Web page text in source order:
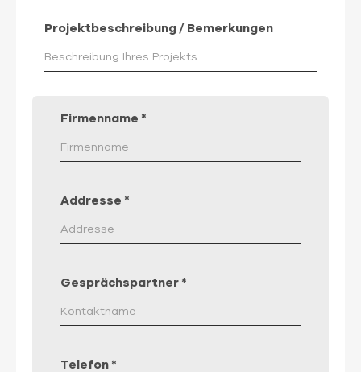
Projektbeschreibung / Bemerkungen
Firmenname *
Addresse *
Gesprächspartner *
Telefon *